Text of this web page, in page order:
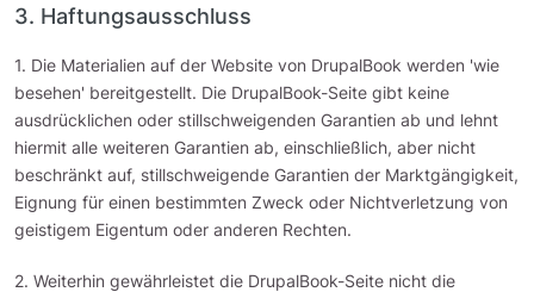
3. Haftungsausschluss
1. Die Materialien auf der Website von DrupalBook werden 'wie
besehen' bereitgestellt. Die DrupalBook-Seite gibt keine
ausdrücklichen oder stillschweigenden Garantien ab und lehnt
hiermit alle weiteren Garantien ab, einschließlich, aber nicht
beschränkt auf, stillschweigende Garantien der Marktgängigkeit,
Eignung für einen bestimmten Zweck oder Nichtverletzung von
geistigem Eigentum oder anderen Rechten.
2. Weiterhin gewährleistet die DrupalBook-Seite nicht die